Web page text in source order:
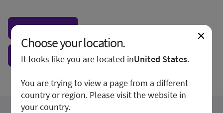
Visit local site
Show form unconditionally
Choose your location.
It looks like you are located inUnited States.
You are trying to view a page from a different
country or region. Please visit the website in
your country.